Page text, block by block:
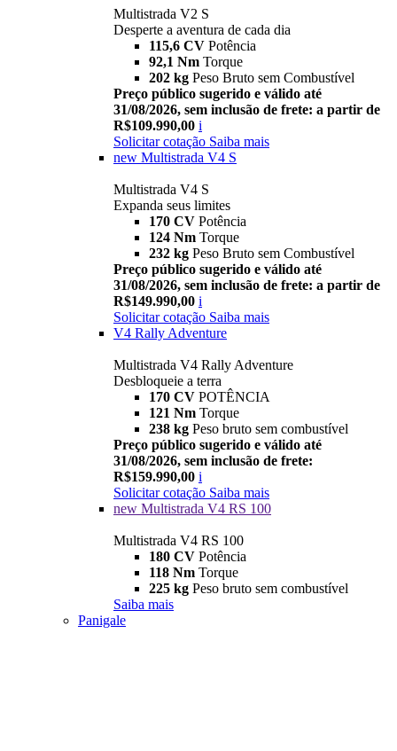
Multistrada V2 S
Desperte a aventura de cada dia
115,6 CV Potência
92,1 Nm Torque
202 kg Peso Bruto sem Combustível
Preço público sugerido e válido até
31/08/2026, sem inclusão de frete: a partir de
R$109.990,00 i
Solicitar cotação Saiba mais
new Multistrada V4 S
Multistrada V4 S
Expanda seus limites
170 CV Potência
124 Nm Torque
232 kg Peso Bruto sem Combustível
Preço público sugerido e válido até
31/08/2026, sem inclusão de frete: a partir de
R$149.990,00 i
Solicitar cotação Saiba mais
V4 Rally Adventure
Multistrada V4 Rally Adventure
Desbloqueie a terra
170 CV POTÊNCIA
121 Nm Torque
238 kg Peso bruto sem combustível
Preço público sugerido e válido até
31/08/2026, sem inclusão de frete:
R$159.990,00 i
Solicitar cotação Saiba mais
new Multistrada V4 RS 100
Multistrada V4 RS 100
180 CV Potência
118 Nm Torque
225 kg Peso bruto sem combustível
Saiba mais
Panigale